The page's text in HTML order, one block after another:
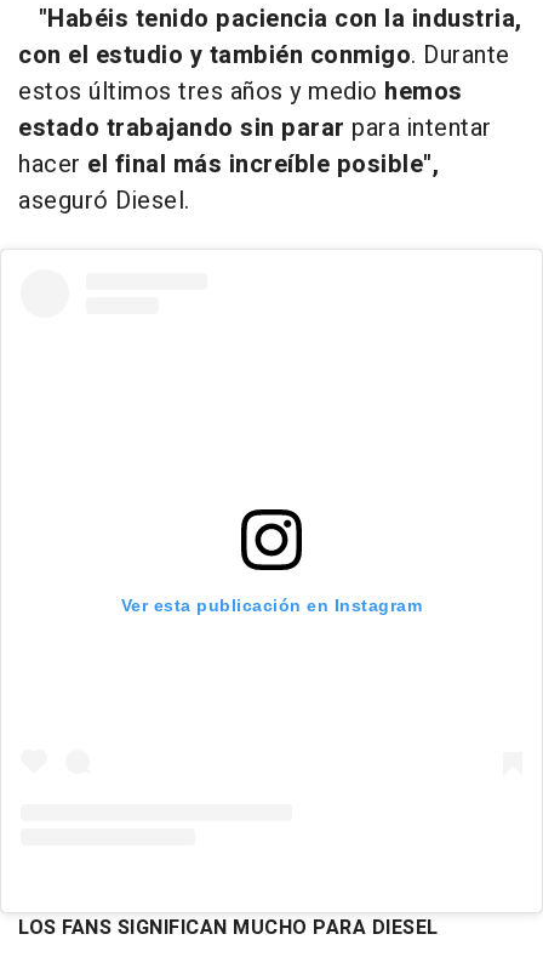
"Habéis tenido paciencia con la industria,
con el estudio y también conmigo. Durante
estos últimos tres años y medio hemos
estado trabajando sin parar para intentar
hacer el final más increíble posible",
aseguró Diesel.
Ver esta publicación en Instagram
LOS FANS SIGNIFICAN MUCHO PARA DIESEL